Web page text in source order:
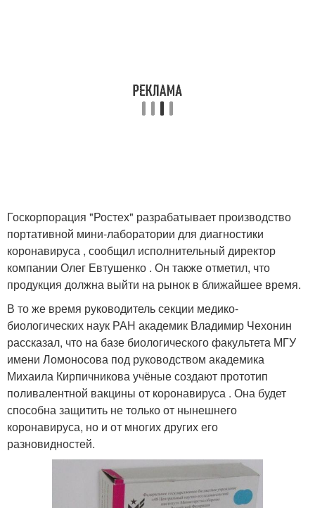
Госкорпорация "Ростех" разрабатывает производство
портативной мини-лаборатории для диагностики
коронавируса , сообщил исполнительный директор
компании Олег Евтушенко . Он также отметил, что
продукция должна выйти на рынок в ближайшее время.
В то же время руководитель секции медико-
биологических наук РАН академик Владимир Чехонин
рассказал, что на базе биологического факультета МГУ
имени Ломоносова под руководством академика
Михаила Кирпичникова учёные создают прототип
поливалентной вакцины от коронавируса . Она будет
способна защитить не только от нынешнего
коронавируса, но и от многих других его
разновидностей.